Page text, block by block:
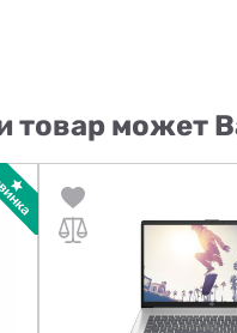
товар может